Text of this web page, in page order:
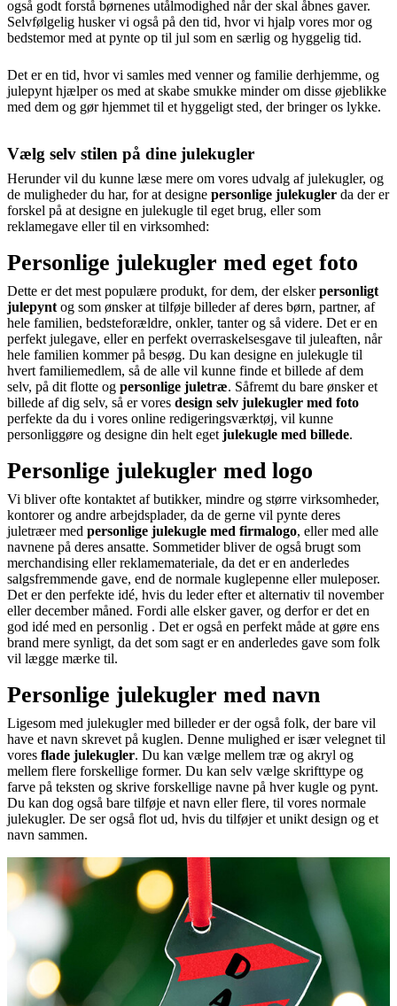
også godt forstå børnenes utålmodighed når der skal åbnes gaver.
Selvfølgelig husker vi også på den tid, hvor vi hjalp vores mor og
bedstemor med at pynte op til jul som en særlig og hyggelig tid.
Det er en tid, hvor vi samles med venner og familie derhjemme, og
julepynt hjælper os med at skabe smukke minder om disse øjeblikke
med dem og gør hjemmet til et hyggeligt sted, der bringer os lykke.
Vælg selv stilen på dine julekugler
Herunder vil du kunne læse mere om vores udvalg af julekugler, og
de muligheder du har, for at designe personlige julekugler da der er
forskel på at designe en julekugle til eget brug, eller som
reklamegave eller til en virksomhed:
Personlige julekugler med eget foto
Dette er det mest populære produkt, for dem, der elskerpersonligt
julepynt og som ønsker at tilføje billeder af deres børn, partner, af
hele familien, bedsteforældre, onkler, tanter og så videre. Det er en
perfekt julegave, eller en perfekt overraskelsesgave til juleaften, når
hele familien kommer på besøg. Du kan designe en julekugle til
hvert familiemedlem, så de alle vil kunne finde et billede af dem
selv, på dit flotte og personlige juletræ. Såfremt du bare ønsker et
billede af dig selv, så er vores design selv julekugler med foto
perfekte da du i vores online redigeringsværktøj, vil kunne
personliggøre og designe din helt eget julekugle med billede.
Personlige julekugler med logo
Vi bliver ofte kontaktet af butikker, mindre og større virksomheder,
kontorer og andre arbejdsplader, da de gerne vil pynte deres
juletræer med personlige julekugle med firmalogo, eller med alle
navnene på deres ansatte. Sommetider bliver de også brugt som
merchandising eller reklamemateriale, da det er en anderledes
salgsfremmende gave, end de normale kuglepenne eller muleposer.
Det er den perfekte idé, hvis du leder efter et alternativ til november
eller december måned. Fordi alle elsker gaver, og derfor er det en
god idé med en personlig . Det er også en perfekt måde at gøre ens
brand mere synligt, da det som sagt er en anderledes gave som folk
vil lægge mærke til.
Personlige julekugler med navn
Ligesom med julekugler med billeder er der også folk, der bare vil
have et navn skrevet på kuglen. Denne mulighed er især velegnet til
vores flade julekugler. Du kan vælge mellem træ og akryl og
mellem flere forskellige former. Du kan selv vælge skrifttype og
farve på teksten og skrive forskellige navne på hver kugle og pynt.
Du kan dog også bare tilføje et navn eller flere, til vores normale
julekugler. De ser også flot ud, hvis du tilføjer et unikt design og et
navn sammen.